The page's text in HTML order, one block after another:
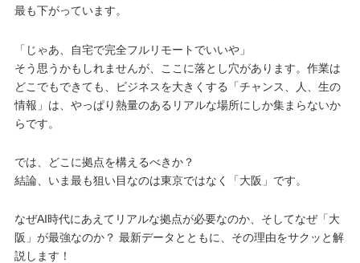
最も下がっています。
「じゃあ、自宅で完全フルリモートでいいや」
そう思うかもしれませんが、ここに落とし穴があります。作業は
どこでもできても、ビジネスを大きくする「チャンス、人、生の
情報」は、やっぱり熱量のあるリアルな場所にしか集まらないか
らです。
では、どこに拠点を構えるべきか？
結論、いま最も狙い目なのは東京ではなく「大阪」です。
なぜAI時代にあえてリアルな拠点が必要なのか、そしてなぜ「大
阪」が最強なのか？ 最新データとともに、その理由をサクッと解
説します！